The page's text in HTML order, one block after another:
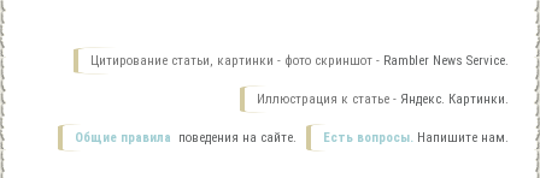
Цитирование статьи, картинки - фото скриншот - Rambler News Service.
Иллюстрация к статье - Яндекс. Картинки.
Есть вопросы. Напишите нам.
Общие правила поведения на сайте.